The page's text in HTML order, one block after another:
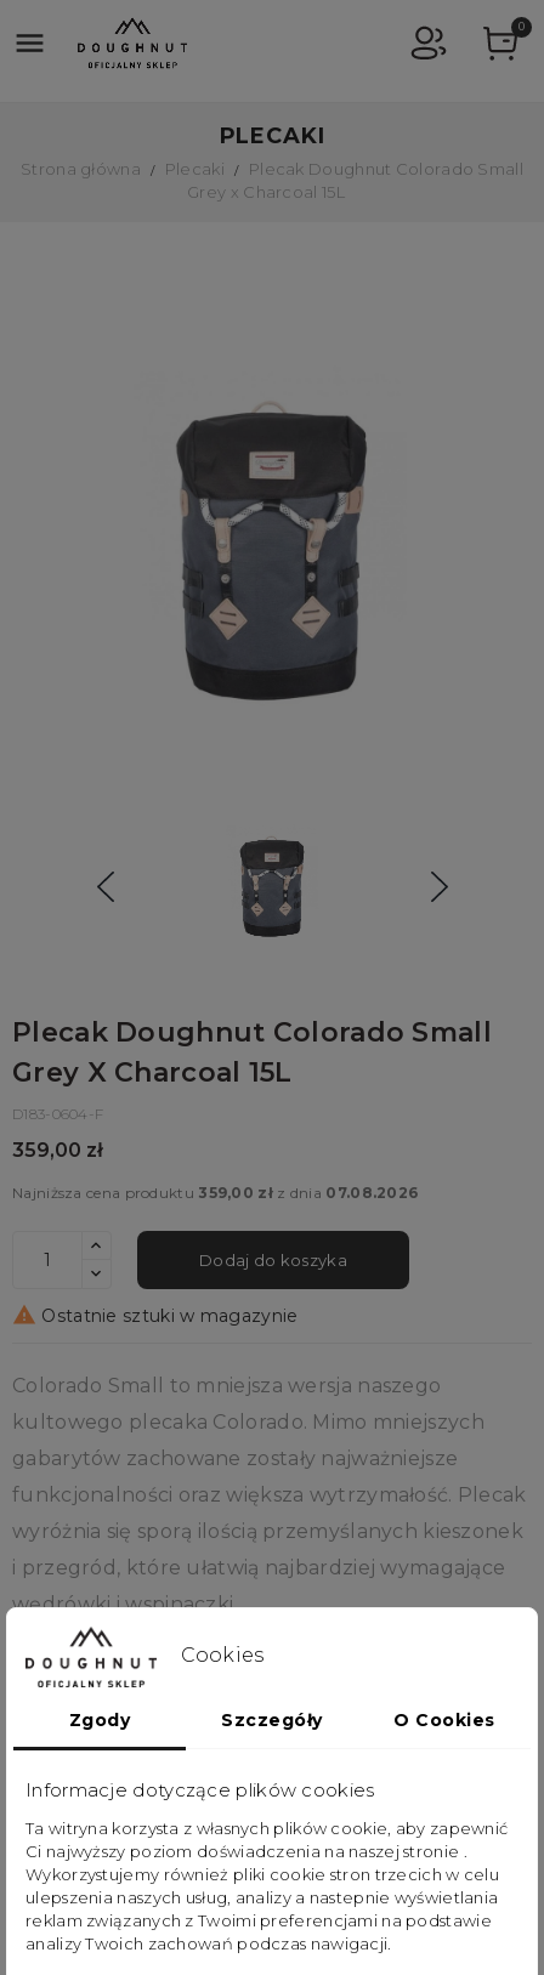
 0
PLECAKI
Strona główna Plecaki
Plecak Doughnut Colorado Small
Grey x Charcoal 15L
Plecak Doughnut Colorado Small
Grey X Charcoal 15L
D183-0604-F
359,00 zł
Najniższa cena produktu 359,00 złz dnia 07.08.2026
Dodaj do koszyka
 Ostatnie sztuki w magazynie
Colorado Small to mniejsza wersja naszego
kultowego plecaka Colorado. Mimo mniejszych
gabarytów zachowane zostały najważniejsze
funkcjonalności oraz większa wytrzymałość. Plecak
wyróżnia się sporą ilością przemyślanych kieszonek
i przegród, które ułatwią najbardziej wymagające
wędrówki i wspinaczki.
Skórzane paski górnej klapy plecaka zapinane są na
solidne metalowe zatrzaski. Paski przechodzą
przez bardzo charakterystyczną zewnętrzną linę,
do której można doczepiać różne akcesoria. Komora
główna została dodatkowo zabezpieczona
ściąganym sznurkiem.
Plecak Colorado Small bez wątpienia inspirowany
Cookies
Zgody Szczegóły O Cookies
Informacje dotyczące plików cookies
Ta witryna korzysta z własnych plików cookie, aby zapewnić
Ci najwyższy poziom doświadczenia na naszej stronie .
Wykorzystujemy również pliki cookie stron trzecich w celu
ulepszenia naszych usług, analizy a nastepnie wyświetlania
reklam związanych z Twoimi preferencjami na podstawie
analizy Twoich zachowań podczas nawigacji.